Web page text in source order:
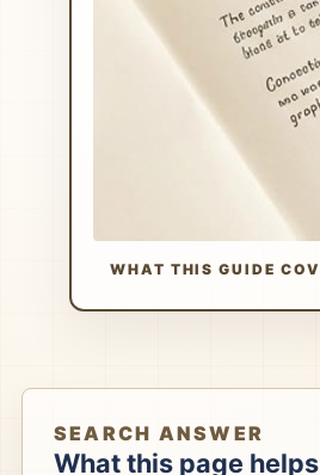
WHAT THIS GUIDE
SEARCH ANSWER
What this page